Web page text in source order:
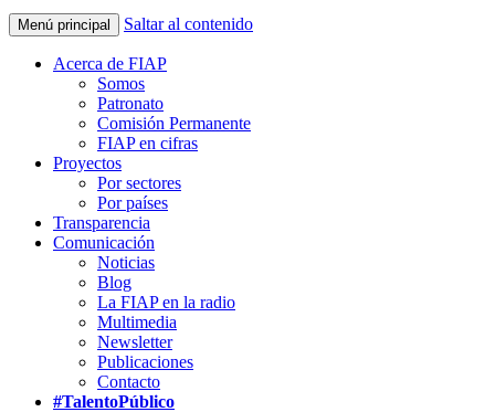
Menú principal Saltar al contenido
Acerca de FIAP
Somos
Patronato
Comisión Permanente
FIAP en cifras
Proyectos
Por sectores
Por países
Transparencia
Comunicación
Noticias
Blog
La FIAP en la radio
Multimedia
Newsletter
Publicaciones
Contacto
#TalentoPúblico